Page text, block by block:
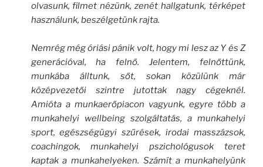
olvasunk, filmet nézünk, zenét hallgatunk, térképet
használunk, beszélgetünk rajta.
Nemrég még óriási pánik volt, hogy mi lesz az Y és Z
generációval, ha felnő. Jelentem, felnőttünk,
munkába álltunk, sőt, sokan közülünk már
középvezetői szintre jutottak nagy cégeknél.
Amióta a munkaerőpiacon vagyunk, egyre több a
munkahelyi wellbeing szolgáltatás, a munkahelyi
sport, egészségügyi szűrések, irodai masszázsok,
coachingok, munkahelyi pszichológusok teret
kaptak a munkahelyeken. Számít a munkahelyünk